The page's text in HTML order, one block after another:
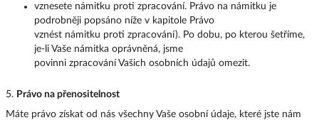
vznesete námitku proti zpracování. Právo na námitku je
podrobněji popsáno níže v kapitole Právo
vznést námitku proti zpracování). Po dobu, po kterou šetříme,
je-li Vaše námitka oprávněná, jsme
povinni zpracování Vašich osobních údajů omezit.
5. Právo na přenositelnost
Máte právo získat od nás všechny Vaše osobní údaje, které jste nám